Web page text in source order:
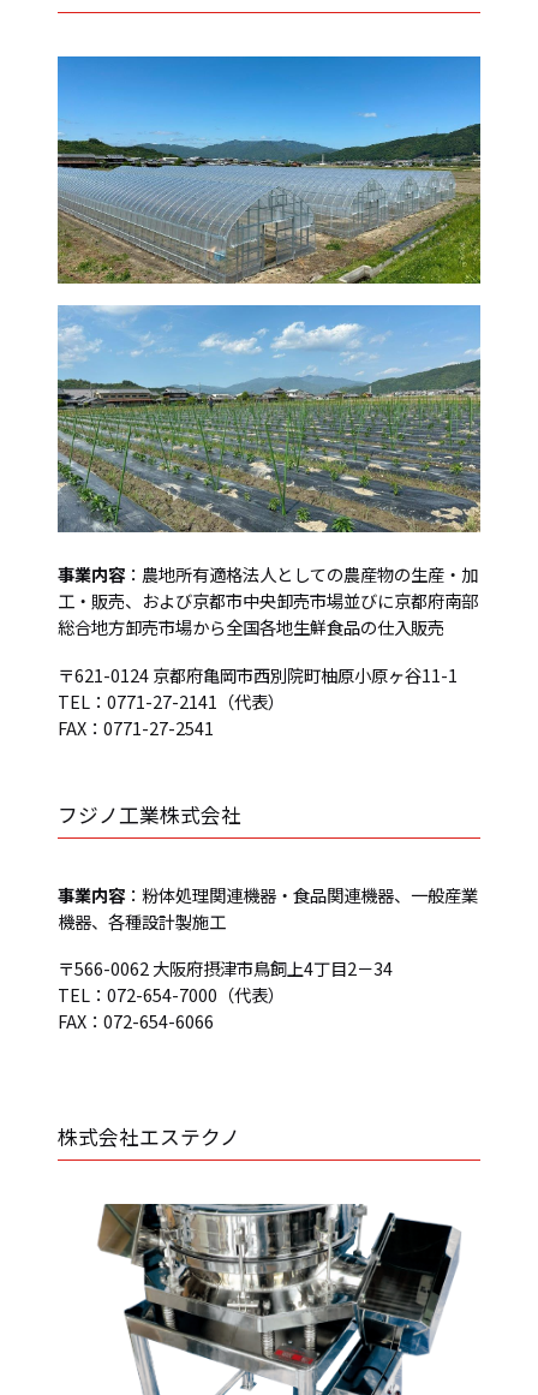
事業内容：農地所有適格法人としての農産物の生産・加
工・販売、および京都市中央卸売市場並びに京都府南部
総合地方卸売市場から全国各地生鮮食品の仕入販売
〒621-0124 京都府亀岡市西別院町柚原小原ヶ谷11-1
TEL：0771-27-2141（代表）
FAX：0771-27-2541
フジノ工業株式会社
事業内容：粉体処理関連機器・食品関連機器、一般産業
機器、各種設計製施工
〒566-0062 大阪府摂津市鳥飼上4丁目2－34
TEL：072-654-7000（代表）
FAX：072-654-6066
株式会社エステクノ